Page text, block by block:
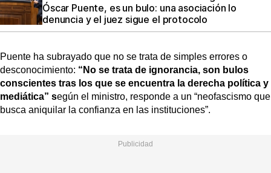
Óscar Puente, es un bulo: una asociación lo
denuncia y el juez sigue el protocolo
Puente ha subrayado que no se trata de simples errores o
desconocimiento: “No se trata de ignorancia, son bulos
conscientes tras los que se encuentra la derecha política y
mediática” según el ministro, responde a un “neofascismo que
busca aniquilar la confianza en las instituciones”.